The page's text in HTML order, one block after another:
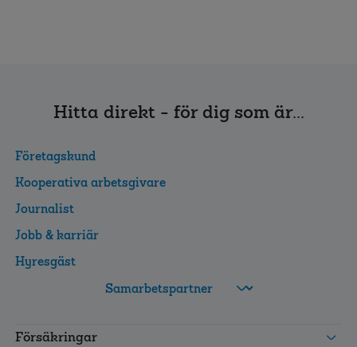
Hitta direkt - för dig som är...
Företagskund
Kooperativa arbetsgivare
Journalist
Jobb & karriär
Hyresgäst
Försäkringar